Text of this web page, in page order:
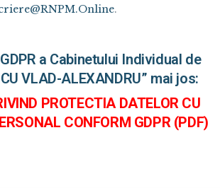
.
a Cabinetului Individual de
VLAD-ALEXANDRU” mai jos:
PROTECTIA DATELOR CU
CONFORM GDPR (PDF)